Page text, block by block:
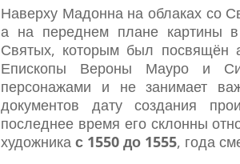
Наверху Мадонна на облаках со
а на переднем плане картины
Святых, которым был посвящён
Епископы Вероны Мауро и
персонажами и не занимает
документов дату создания
последнее время его склонны
художника с 1550 до 1555, года